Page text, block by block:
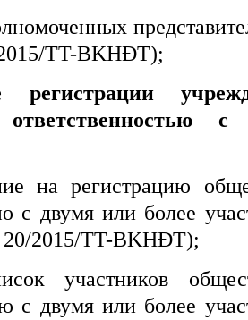
TT-BKHĐT);
ответственностью
на регистрацию
с двумя или более
2015/TT-BKHĐT);
участников
с двумя или более